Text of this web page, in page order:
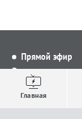
Прямой эфир
Видео
Выпуски новостей
Проекты
Главная